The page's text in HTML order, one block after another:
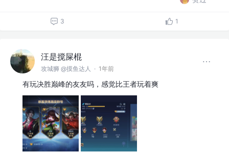
3 1
汪是搅屎棍
攻城狮 @摸鱼达人 · 1年前
有玩决胜巅峰的友友吗，感觉比王者玩着爽